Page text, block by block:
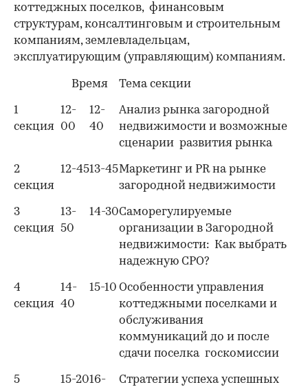
коттеджных поселков, финансовым
структурам, консалтинговым и строительным
компаниям, землевладельцам,
эксплуатирующим (управляющим) компаниям.
00:00 / 00:00
Время Тема секции
1
секция
12-
00
12-
40
Анализ рынка загородной
недвижимости и возможные
сценарии развития рынка
2
секция
12-4513-45Маркетинг и PR на рынке
загородной недвижимости
3
секция
13-
50
14-30Саморегулируемые
организации в Загородной
недвижимости: Как выбрать
надежную СРО?
4
секция
14-
40
15-10 Особенности управления
коттеджными поселками и
обслуживания
коммуникаций до и после
сдачи поселка госкомиссии
5
15-2016-
Стратегии успеха успешных